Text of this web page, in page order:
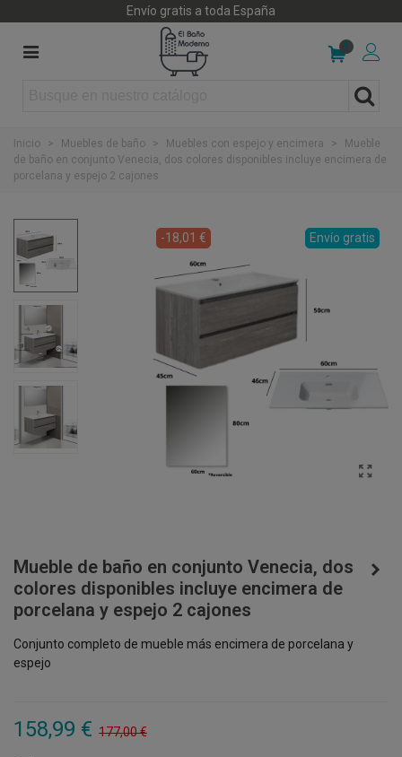
Envío gratis a toda España
0
Inicio > Muebles de baño > Muebles con espejo y encimera >
Mueble
de baño en conjunto Venecia, dos colores disponibles incluye encimera de
porcelana y espejo 2 cajones
Envío gratis
-18,01 €
Mueble de baño en conjunto Venecia, dos
colores disponibles incluye encimera de
porcelana y espejo 2 cajones
Conjunto completo de mueble más encimera de porcelana y
espejo
158,99 € 177,00 €